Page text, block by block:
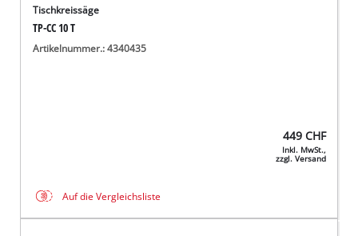
Tischkreissäge
TP-CC 10 T
Artikelnummer.: 4340435
449 CHF
Inkl. MwSt.,
zzgl. Versand
Auf die Vergleichsliste